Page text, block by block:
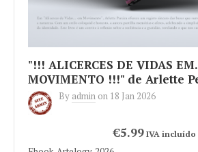
"!!! ALICERCES DE VIDAS
MOVIMENTO !!!" de Arlette
By admin on 18 Jan 2026
€5.99IVA incluído